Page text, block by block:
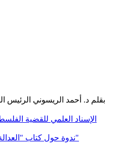
الإسناد العلمي للقضية
ندوة حول كتاب "العدالة الاجتماعية في الإسلام"